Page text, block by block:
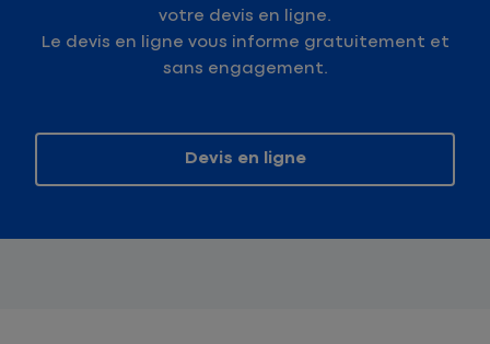
votre devis en ligne.
Le devis en ligne vous informe gratuitement et
sans engagement.
Devis en ligne